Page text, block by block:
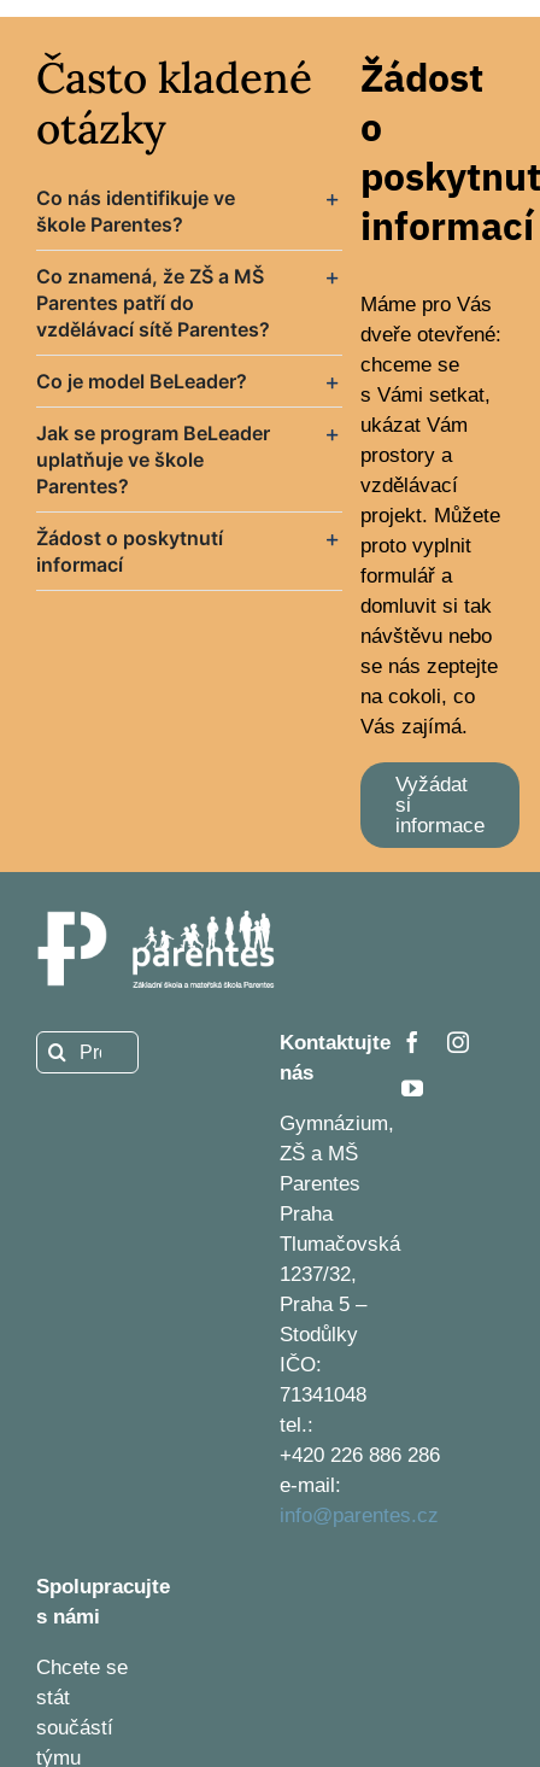
Často kladené
otázky
Co nás identifikuje ve
škole Parentes?
Co znamená, že ZŠ a MŠ
Parentes patří do
vzdělávací sítě Parentes?
Co je model BeLeader?
Jak se program BeLeader
uplatňuje ve škole
Parentes?
Žádost o poskytnutí
informací
Žádost
o
informací
Máme pro Vás
dveře otevřené:
chceme se
s Vámi setkat,
ukázat Vám
prostory a
vzdělávací
projekt. Můžete
proto vyplnit
formulář a
domluvit si tak
návštěvu nebo
se nás zeptejte
na cokoli, co
Vás zajímá.
Vyžádat
si
informace
Hledat:
Kontaktujte
nás
Gymnázium,
ZŠ a MŠ
Parentes
Praha
Tlumačovská
1237/32,
Praha 5 –
Stodůlky
IČO:
71341048
tel.:
+420 226 886 286
e-mail:
info@parentes.cz
Spolupracujte
s námi
Chcete se
stát
součástí
týmu